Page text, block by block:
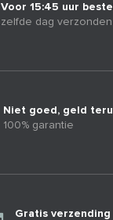
Voor 15:45 uur
zelfde dag verzonden
Niet goed, geld
100% garantie
Gratis verzending